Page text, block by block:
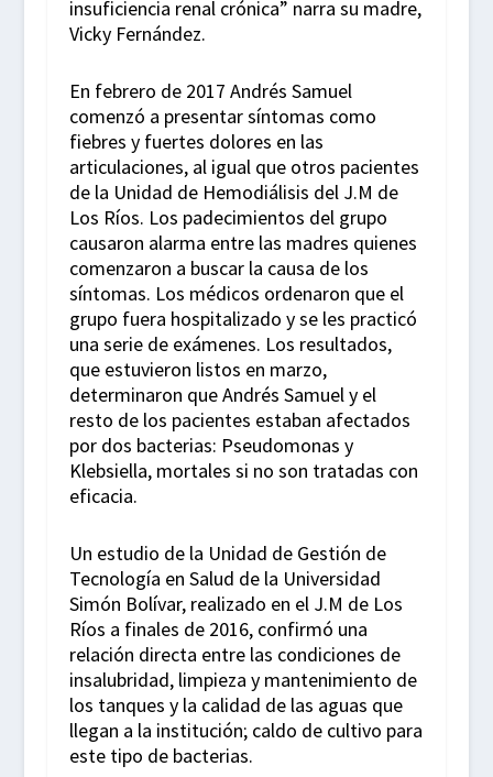
insuficiencia renal crónica” narra su madre,
Vicky Fernández.
En febrero de 2017 Andrés Samuel
comenzó a presentar síntomas como
fiebres y fuertes dolores en las
articulaciones, al igual que otros pacientes
de la Unidad de Hemodiálisis del J.M de
Los Ríos. Los padecimientos del grupo
causaron alarma entre las madres quienes
comenzaron a buscar la causa de los
síntomas. Los médicos ordenaron que el
grupo fuera hospitalizado y se les practicó
una serie de exámenes. Los resultados,
que estuvieron listos en marzo,
determinaron que Andrés Samuel y el
resto de los pacientes estaban afectados
por dos bacterias: Pseudomonas y
Klebsiella, mortales si no son tratadas con
eficacia.
Un estudio de la Unidad de Gestión de
Tecnología en Salud de la Universidad
Simón Bolívar, realizado en el J.M de Los
Ríos a finales de 2016, confirmó una
relación directa entre las condiciones de
insalubridad, limpieza y mantenimiento de
los tanques y la calidad de las aguas que
llegan a la institución; caldo de cultivo para
este tipo de bacterias.